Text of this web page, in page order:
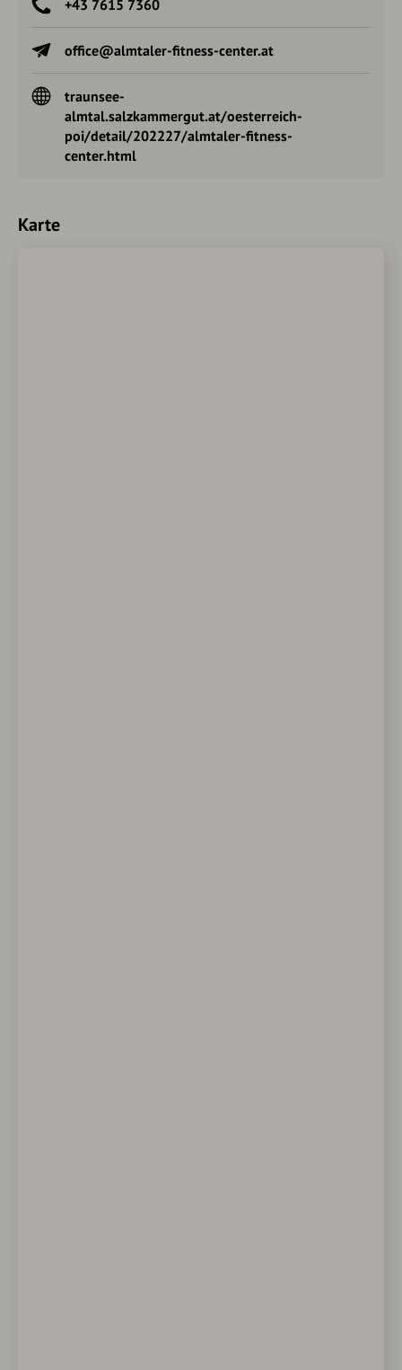
+43 7615 7360
office@almtaler-fitness-center.at
traunsee-
almtal.salzkammergut.at/oesterreich-
poi/detail/202227/almtaler-fitness-
center.html
Karte